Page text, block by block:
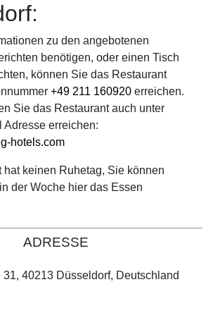
zu den angebotenen
benötigen, oder einen Tisch
können Sie das Restaurant
+49 211 160920erreichen.
Sie das Restaurant auch unter
Adresse erreichen:
hotels.com
hat keinen Ruhetag, Sie können
der Woche hier das Essen
ADRESSE
31, 40213 Düsseldorf, Deutschland